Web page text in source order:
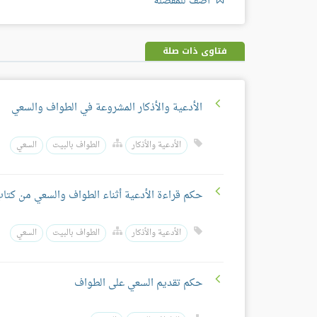
فتاوى ذات صلة
الأدعية والأذكار المشروعة في الطواف والسعي
الأدعية والأذكار الطواف بالبيت السعي
حكم قراءة الأدعية أثناء الطواف والسعي من
الأدعية والأذكار الطواف بالبيت السعي
حكم تقديم السعي على الطواف